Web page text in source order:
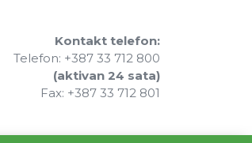
Kontakt telefon:
Telefon: +387 33 712 800
(aktivan 24 sata)
Fax: +387 33 712 801